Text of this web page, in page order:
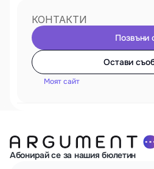
КОНТАКТИ
Позвъни
Остави
Моят сайт
Абонирай се за нашия бюлетин